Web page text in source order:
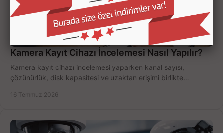
Kamera Kayıt Cihazı İncelemesi Nasıl Yapılır?
Kamera kayıt cihazı incelemesi yaparken kanal sayısı,
çözünürlük, disk kapasitesi ve uzaktan erişimi birlikte
16 Temmuz 2026